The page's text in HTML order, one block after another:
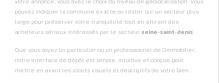
votre annonce, vous avez le choix du niveau de géolocalisation. Vous
pouvez indiquer la commune exacte ou rester sur un secteur plus
large pour préserver votre tranquillité tout en attirant des
acheteurs sérieux intéressés par le secteur seine-saint-denis.
Que vous soyez un particulier ou un professionnel de l'immobilier,
notre interface de dépôt est simple, intuitive et conçue pour
mettre en avant les atouts visuels et descriptifs de votre bien.